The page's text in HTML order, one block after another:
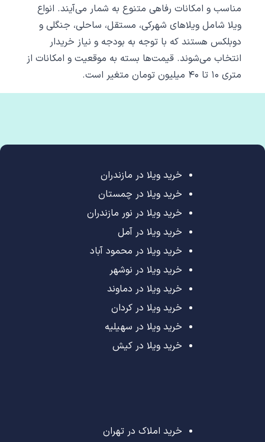
مناسب و امکانات رفاهی متنوع به شمار می‌آیند. انواع
ویلا شامل ویلاهای شهرکی، مستقل، ساحلی، جنگلی و
دوبلکس هستند که با توجه به بودجه و نیاز خریدار
انتخاب می‌شوند. قیمت‌ها بسته به موقعیت و امکانات از
متری ۱۰ تا ۴۰ میلیون تومان متغیر است.
خرید ویلا در مازندران
خرید ویلا در چمستان
خرید ویلا در نور مازندران
خرید ویلا در آمل
خرید ویلا در محمود آباد
خرید ویلا در نوشهر
خرید ویلا در دماوند
خرید ویلا در کردان
خرید ویلا در سهیلیه
خرید ویلا در کیش
خرید املاک در تهران